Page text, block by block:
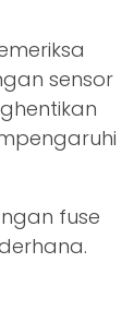
sensor
fuse